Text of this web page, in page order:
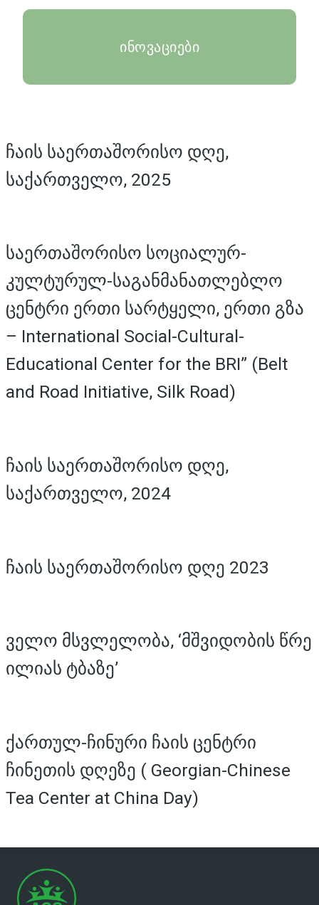
ინოვაციები
ჩაის საერთაშორისო დღე,
საქართველო, 2025
საერთაშორისო სოციალურ-
კულტურულ-საგანმანათლებლო
ცენტრი ერთი სარტყელი, ერთი გზა
– International Social-Cultural-
Educational Center for the BRI” (Belt
and Road Initiative, Silk Road)
ჩაის საერთაშორისო დღე,
საქართველო, 2024
ჩაის საერთაშორისო დღე 2023
ველო მსვლელობა, ‘მშვიდობის წრე
ილიას ტბაზე’
ქართულ-ჩინური ჩაის ცენტრი
ჩინეთის დღეზე ( Georgian-Chinese
Tea Center at China Day)